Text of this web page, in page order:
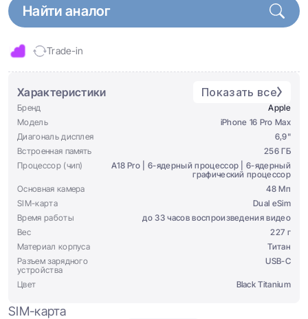
Найти аналог
Trade-in
Характеристики Показать все
Бренд
Apple
Модель
iPhone 16 Pro Max
Диагональ дисплея
6,9"
Встроенная память
256 ГБ
Процессор (чип)
A18 Pro | 6-ядерный процессор | 6-ядерный
графический процессор
Основная камера
48 Мп
SIM-карта
Dual eSim
Время работы
до 33 часов воспроизведения видео
Вес
227 г
Материал корпуса
Титан
Разъем зарядного
устройства
USB-C
Цвет Black Titanium
SIM-карта